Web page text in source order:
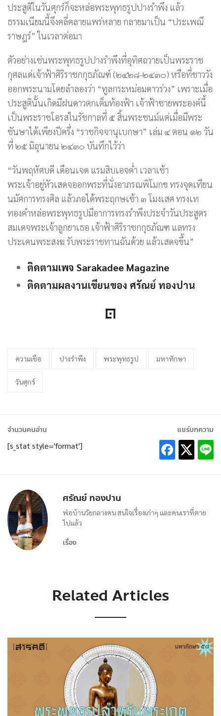
ประสูติในวันศุกร์ก็จะหล่อพระพุทธรูปปางรำพึง แล้ว
ธรรมเนียมนี้จึงคลี่คลายแพร่หลาย กลายมาเป็น “ประเพณี
ราษฎร์” ในเวลาต่อมา
ตัวอย่างเช่นพระพุทธรูปปางรำพึงที่อุทิศถวายเป็นพระราช
กุศลแด่เจ้าฟ้าศิริราชกกุธภัณฑ์ (๒๔๒๘-๒๔๓๐) หรือที่ชาววัง
ออกพระนามโดยลำลองว่า “ทูลกระหม่อมดาวร่วง” เพราะเมื่อ
ประสูตินั้นเกิดมีฝนดาวตกเต็มท้องฟ้า เจ้าฟ้าชายพระองค์นี้
เป็นพระราชโอรสในรัชกาลที่ ๕ สิ้นพระชนม์แต่เมื่อมีพระ
ชันษาได้เพียงปีครึ่ง “ราชกิจจานุเบกษา” เล่ม ๔ ตอน ๑๒ วัน
ที่ ๒๕ มิถุนายน ๒๔๓๐ บันทึกไว้ว่า
“วันพฤหัศบดี เดือนเจด แรมสิบเอจค่ำ เวลาเช้า
พระเจ้าอยู่หัวเสดจออกพระที่นั่งอาภรณพิโมกข ทรงจุดเทียน
นมัศการทรงศิล แล้วภอได้พระฤกษเช้า ๓ โมงเสศ ทรงเท
ทองคำหล่อพระพุทธรูปมีอาการทรงรำพึงประจำวันประสูตร
สมเดจพระเจ้าลูกยาเธอ เจ้าฟ้าศิริราชกกุธภัณฑ แลทรง
ประเคนพระสงฆ รับพระราชทานฉันด้วย แล้วเสดจขึ้น”
ติดตามเพจ Sarakadee Magazine
ติดตามผลงานเขียนของ ศรัณย์ ทองปาน
ความเชือ ปางรำพึง พระพุทธรูป มหาทักษา
วันศุกร์
จำนวนคนอ่าน
[s_stat style='format']
แชร์บทความ
ศรัณย์ ทองปาน
พ่อบ้านวัยกลางคน สนใจเรื่องเก่าๆ และคนเราที่ตาย
ไปแล้ว
เรื่อง
Related Articles